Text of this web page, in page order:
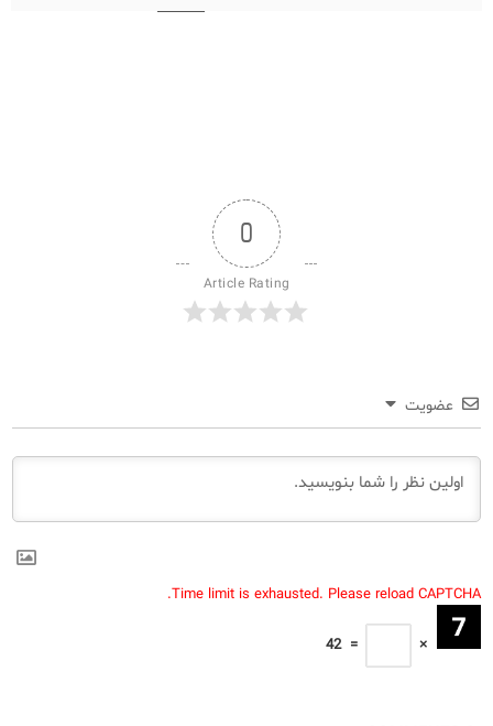
0
Article Rating
عضویت
Time limit is exhausted. Please reload CAPTCHA.
×
=
42